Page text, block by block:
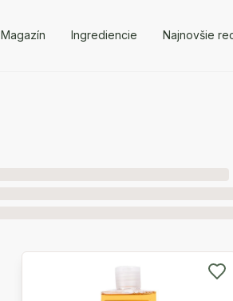
Magazín Ingrediencie Najnovšie